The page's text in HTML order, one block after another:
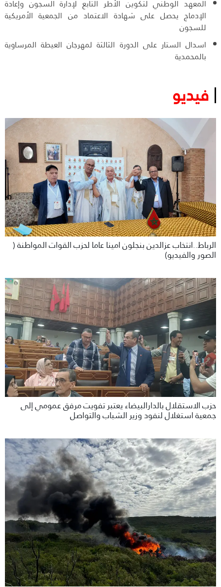
المعهد الوطني لتكوين الأطر التابع لإدارة السجون وإعادة
الإدماج يحصل على شهادة الاعتماد من الجمعية الأمريكية
للسجون
اسدال الستار على الدورة الثالثة لمهرجان العيطة المرساوية
بالمحمدية
فيديو
الرباط..انتخاب عزالدين بنجلون امينا عاما لحزب القوات المواطنة (
الصور والفيديو)
حزب الاستقلال بالدارالبيضاء يعتبر تفويت مرفق عمومي إلى
جمعية استغلال لنفود وزير الشباب والتواصل